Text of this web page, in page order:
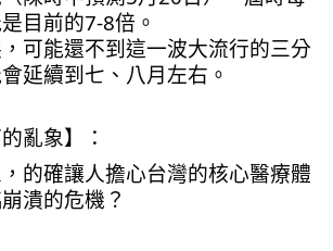
目前的7-8倍。
可能還不到這一波大流行的三分
延續到七、八月左右。
亂象】：
的確讓人擔心台灣的核心醫療體
潰的危機？